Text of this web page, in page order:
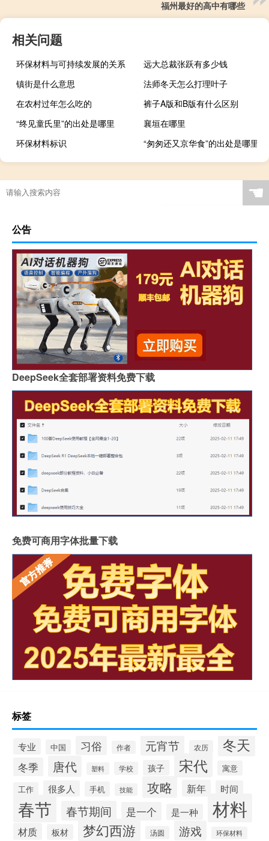
福州最好的高中有哪些
相关问题
环保材料与可持续发展的关系
远大总裁张跃有多少钱
镇街是什么意思
法师冬天怎么打理叶子
在农村过年怎么吃的
裤子A版和B版有什么区别
“终见童氏里”的出处是哪里
襄垣在哪里
环保材料标识
“匆匆还又京华食”的出处是哪里
☚
公告
DeepSeek全套部署资料免费下载
免费可商用字体批量下载
标签
专业 中国 习俗 作者 元宵节 农历 冬天
冬季 唐代 塑料 学校 孩子 宋代 寓意
工作 很多人 手机 技能 攻略 新年 时间
春节 春节期间 是一个 是一种 材料
材质 板材 梦幻西游 汤圆 游戏 环保材料